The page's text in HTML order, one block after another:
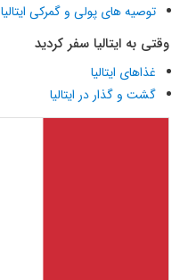
توصیه های پولی و گمرکی ایتالیا
وقتی به ایتالیا سفر کردید
غذاهای ایتالیا
گشت و گذار در ایتالیا